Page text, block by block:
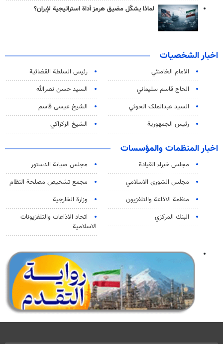
لماذا يشكّل مضيق هرمز أداة استراتيجية لإيران؟
اخبار الشخصيات
الامام الخامنئي
رئیس السلطة القضائیة
الحاج قاسم سليماني
السيد حسن نصرالله
السید عبدالملک الحوثي
الشيخ عيسى قاسم
رئيس الجمهورية
الشيخ الزكزاكي
اخبار المنظمات والمؤسسات
مجلس خبراء القيادة
مجلس صيانة الدستور
مجلس الشورى الاسلامي
مجمع تشخيص مصلحة النظام
منظمة الاذاعة والتلفزیون
وزارة الخارجية
البنك المركزي
اتحاد الاذاعات والتلفزيونات
الاسلامية